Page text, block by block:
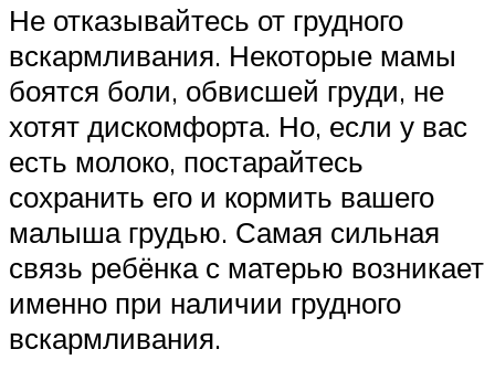
Не отказывайтесь от грудного
вскармливания. Некоторые мамы
боятся боли, обвисшей груди, не
хотят дискомфорта. Но, если у вас
есть молоко, постарайтесь
сохранить его и кормить вашего
малыша грудью. Самая сильная
связь ребёнка с матерью возникает
именно при наличии грудного
вскармливания.